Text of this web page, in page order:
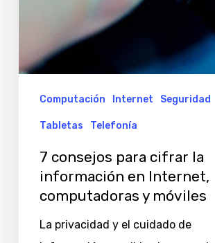
móviles
Computación Internet Seguridad
Tabletas Telefonía
7 consejos para cifrar la
información en Internet,
computadoras y móviles
La privacidad y el cuidado de